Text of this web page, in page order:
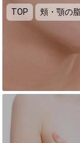
TOP 頬・顎の